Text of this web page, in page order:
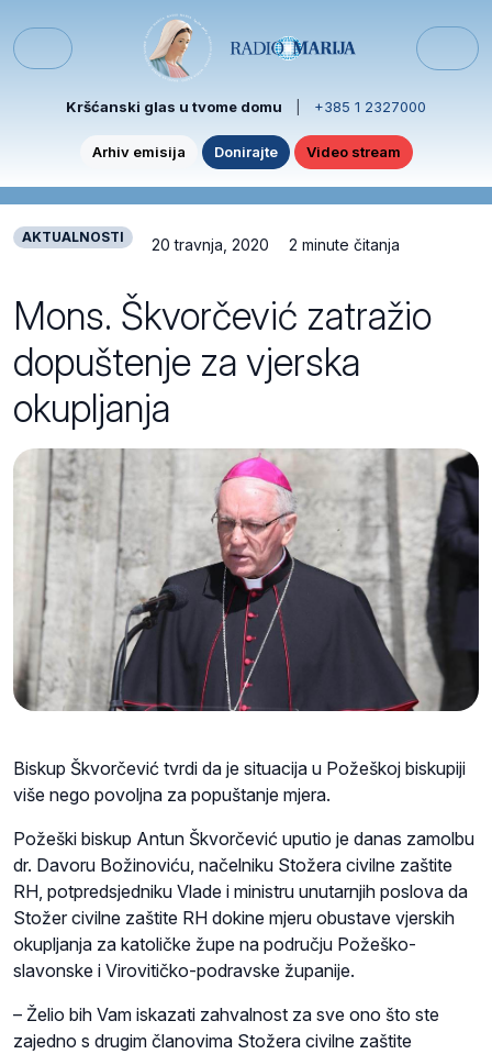
Menu
Kršćanski glas u tvome domu +385 1 2327000
Arhiv emisija Donirajte Video stream
AKTUALNOSTI 20 travnja, 2020 2 minute čitanja
Mons. Škvorčević zatražio
dopuštenje za vjerska
okupljanja
Biskup Škvorčević tvrdi da je situacija u Požeškoj biskupiji
više nego povoljna za popuštanje mjera.
Požeški biskup Antun Škvorčević uputio je danas zamolbu
dr. Davoru Božinoviću, načelniku Stožera civilne zaštite
RH, potpredsjedniku Vlade i ministru unutarnjih poslova da
Stožer civilne zaštite RH dokine mjeru obustave vjerskih
okupljanja za katoličke župe na području Požeško-
slavonske i Virovitičko-podravske županije.
– Želio bih Vam iskazati zahvalnost za sve ono što ste
zajedno s drugim članovima Stožera civilne zaštite